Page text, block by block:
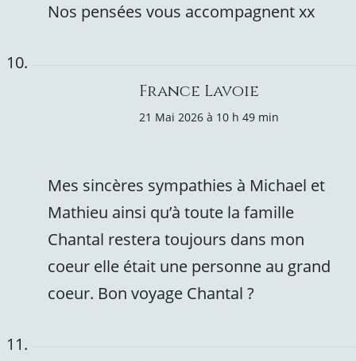
Nos pensées vous accompagnent xx
France Lavoie
21 Mai 2026 à 10 h 49 min
Mes sincères sympathies à Michael et
Mathieu ainsi qu’à toute la famille
Chantal restera toujours dans mon
coeur elle était une personne au grand
coeur. Bon voyage Chantal ?